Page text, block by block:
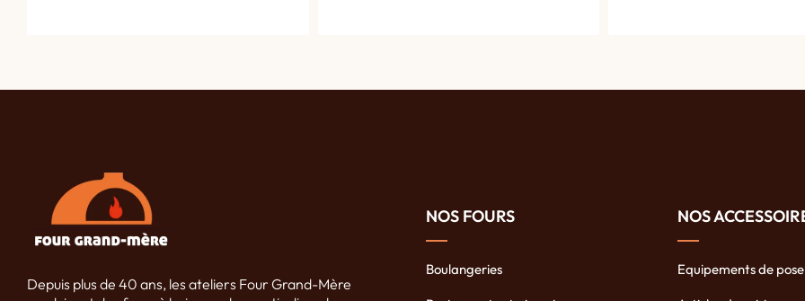
Depuis plus de 40 ans, les ateliers Four Grand-Mère
NOS FOURS
Boulangeries
NOS
Equipements de pose